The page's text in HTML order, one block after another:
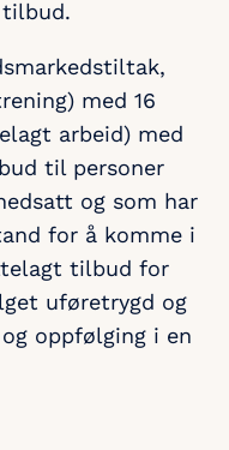
tilbud.
med 16
arbeid) med
til personer
og som har
for å komme i
tilbud for
uføretrygd og
oppfølging i en